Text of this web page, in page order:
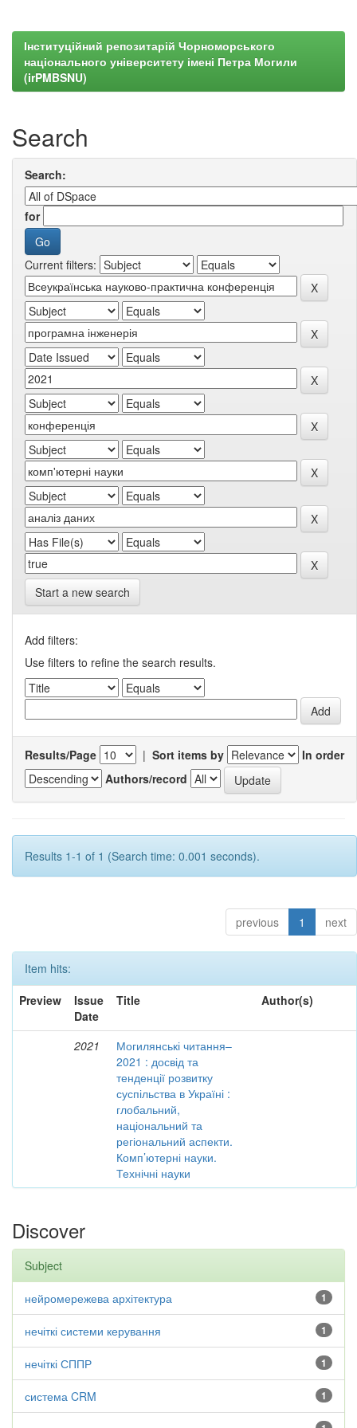
Інституційний репозитарій Чорноморського
національного університету імені Петра Могили
(irPMBSNU)
Search
Search:
for
Current filters:
Start a new search
Add filters:
Use filters to refine the search results.
Results/Page | Sort items by
In order
Authors/record
Results 1-1 of 1 (Search time: 0.001 seconds).
previous 1 next
Item hits:
Preview
Issue
Date
Title Author(s)
2021
Могилянські читання–
2021 : досвід та
тенденції розвитку
суспільства в Україні :
глобальний,
національний та
регіональний аспекти.
Комп’ютерні науки.
Технічні науки
Discover
Subject
1
нейромережева архітектура
1
нечіткі системи керування
1
нечіткі СППР
1
система CRM